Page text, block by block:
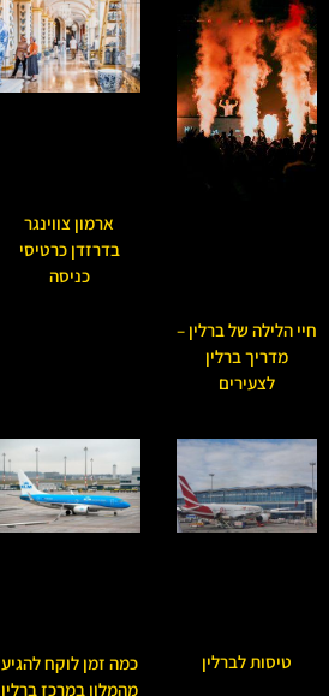
חיי הלילה של ברלין –
מדריך ברלין
לצעירים
ארמון צווינגר
בדרזדן כרטיסי
כניסה
טיסות לברלין
כמה זמן לוקח להגיע
מהמלון במרכז ברלין